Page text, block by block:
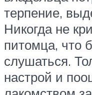
терпение,
Никогда не
питомца, что
слушаться.
настрой и